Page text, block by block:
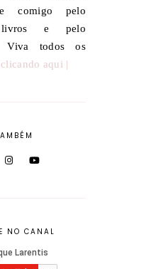
comigo pelo
livros e pelo
Viva todos os
aqui |
NO CANAL